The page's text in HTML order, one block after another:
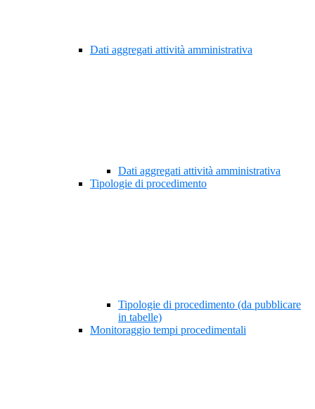
Dati aggregati attività amministrativa
Dati aggregati attività amministrativa
Tipologie di procedimento
Tipologie di procedimento (da pubblicare
in tabelle)
Monitoraggio tempi procedimentali